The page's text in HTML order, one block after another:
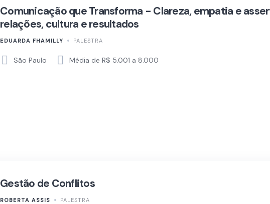
Comunicação que Transforma - Clareza, empatia e
relações, cultura e resultados
EDUARDA FHAMILLY PALESTRA
São Paulo Média de R$ 5.001 a 8.000
Gestão de Conflitos
ROBERTA ASSIS PALESTRA